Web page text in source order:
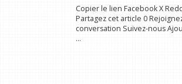
Copier le lien Facebook X
Partagez cet article 0
conversation Suivez-nous
...